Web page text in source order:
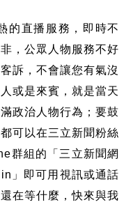
的直播服務，即時不
，公眾人物服務不好
訴，不會讓您有氣沒
或是來賓，就是當天
政治人物行為；要鼓
可以在三立新聞粉絲
群組的「三立新聞網
」即可用視訊或通話
在等什麼，快來與我